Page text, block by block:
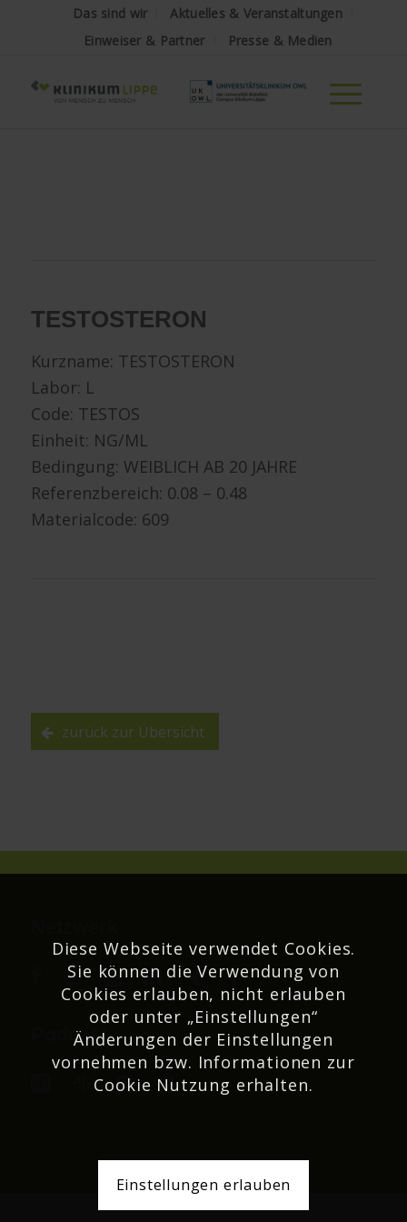
Das sind wir
Aktuelles & Veranstaltungen
Einweiser & Partner
Presse & Medien
TESTOSTERON
Kurzname: TESTOSTERON
Labor: L
Code: TESTOS
Einheit: NG/ML
Bedingung: WEIBLICH AB 20 JAHRE
Referenzbereich: 0.08 – 0.48
Materialcode: 609
zurück zur Übersicht
Podcast
Diese Webseite verwendet Cookies.
Sie können die Verwendung von
Cookies erlauben, nicht erlauben
oder unter „Einstellungen“
Änderungen der Einstellungen
vornehmen bzw. Informationen zur
Cookie Nutzung erhalten.
Einstellungen erlauben